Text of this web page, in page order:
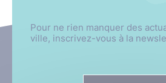
Pour ne rien manquer des
ville, inscrivez-vous à la